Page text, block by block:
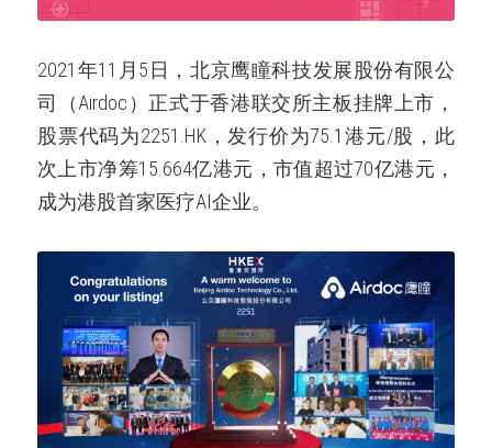
2021年11月5日，北京鹰瞳科技发展股份有限公
司（Airdoc）正式于香港联交所主板挂牌上市，
股票代码为2251.HK，发行价为75.1港元/股，此
次上市净筹15.664亿港元，市值超过70亿港元，
成为港股首家医疗AI企业。